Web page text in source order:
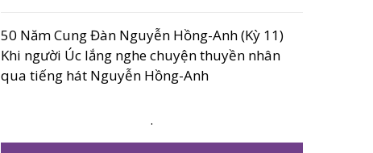
50 Năm Cung Đàn Nguyễn Hồng-Anh (Kỳ 11)
Khi người Úc lắng nghe chuyện thuyền nhân
qua tiếng hát Nguyễn Hồng-Anh
.